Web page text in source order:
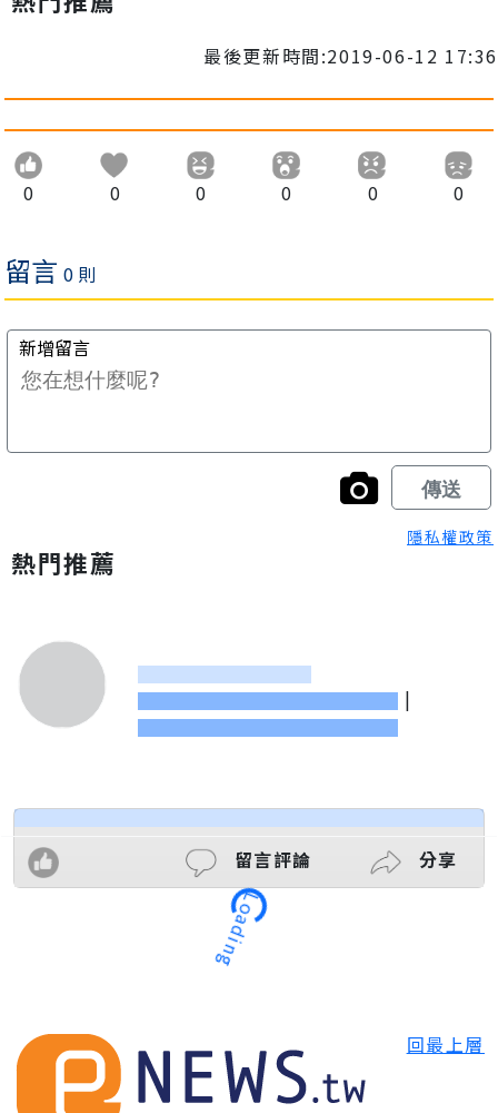
最後更新時間:2019-06-12 17:36
0 0 0 0 0 0
隱私權政策
熱門推薦
|
留言評論 分享
Loading
回最上層